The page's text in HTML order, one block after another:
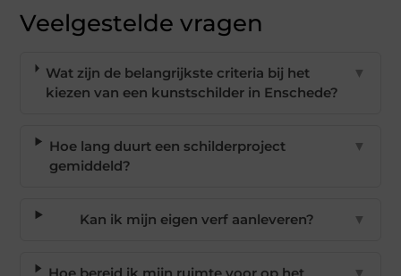
Veelgestelde vragen
Wat zijn de belangrijkste criteria bij het
kiezen van een kunstschilder in Enschede?
▼
Hoe lang duurt een schilderproject
gemiddeld?
▼
Kan ik mijn eigen verf aanleveren? ▼